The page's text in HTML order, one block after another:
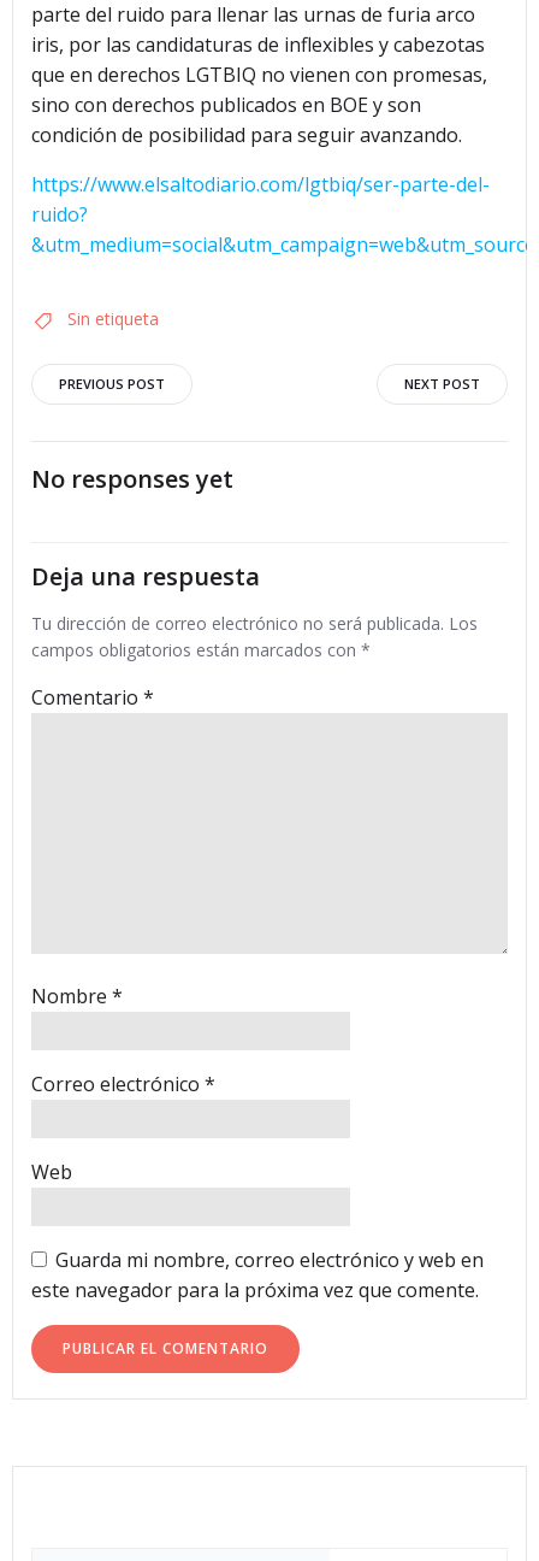
parte del ruido para llenar las urnas de furia arco
iris, por las candidaturas de inflexibles y cabezotas
que en derechos LGTBIQ no vienen con promesas,
sino con derechos publicados en BOE y son
condición de posibilidad para seguir avanzando.
https://www.elsaltodiario.com/lgtbiq/ser-parte-del-
ruido?
Sin etiqueta
Navegación
por
las
entradas
PREVIOUS POST
Navegación
por
NEXT POST
No responses yet
Deja una respuesta
Tu dirección de correo electrónico no será publicada. Los
campos obligatorios están marcados con *
Comentario *
Nombre *
Correo electrónico *
Web
Guarda mi nombre, correo electrónico y web en
este navegador para la próxima vez que comente.